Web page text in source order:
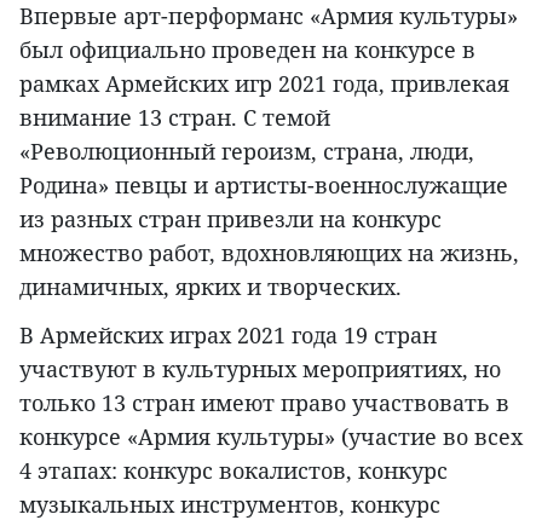
Впервые арт-перформанс «Армия культуры»
был официально проведен на конкурсе в
рамках Армейских игр 2021 года, привлекая
внимание 13 стран. С темой
«Революционный героизм, страна, люди,
Родина» певцы и артисты-военнослужащие
из разных стран привезли на конкурс
множество работ, вдохновляющих на жизнь,
динамичных, ярких и творческих.
В Армейских играх 2021 года 19 стран
участвуют в культурных мероприятиях, но
только 13 стран имеют право участвовать в
конкурсе «Армия культуры» (участие во всех
4 этапах: конкурс вокалистов, конкурс
музыкальных инструментов, конкурс